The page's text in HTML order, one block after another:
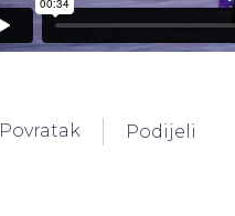
Povratak Podijeli